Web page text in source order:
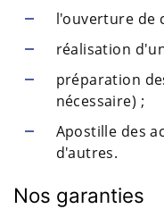
l'ouverture de
réalisation
préparation
nécessaire) ;
Apostille des
d'autres.
Nos garanties